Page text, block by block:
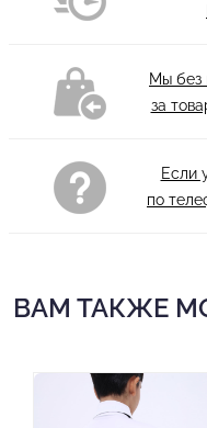
Мы без
за
Если
по
ВАМ ТАКЖЕ